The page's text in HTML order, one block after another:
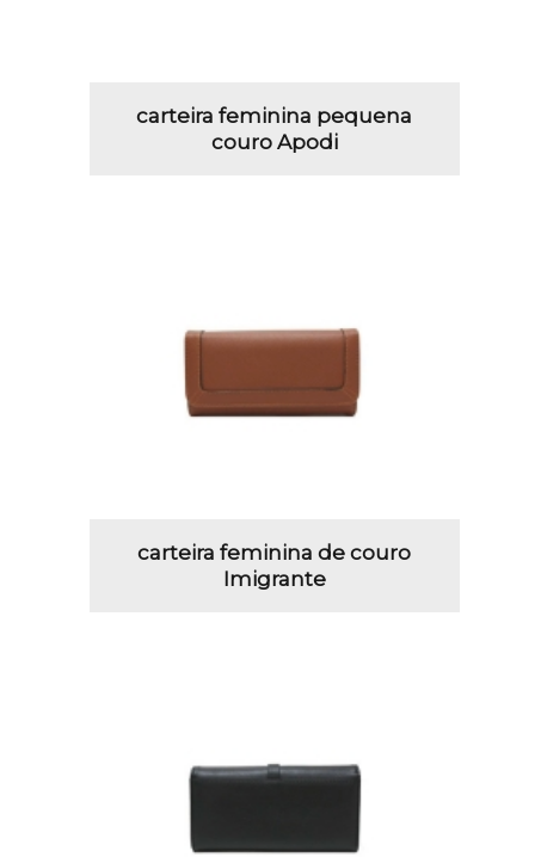
carteira feminina pequena
couro Apodi
carteira feminina de couro
Imigrante